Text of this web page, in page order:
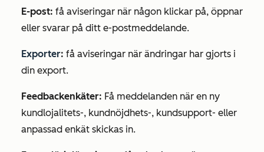
E-post: få aviseringar när någon klickar på, öppnar
eller svarar på ditt e-postmeddelande.
Exporter: få aviseringar när ändringar har gjorts i
din export.
Feedbackenkäter: Få meddelanden när en ny
kundlojalitets-, kundnöjdhets-, kundsupport- eller
anpassad enkät skickas in.